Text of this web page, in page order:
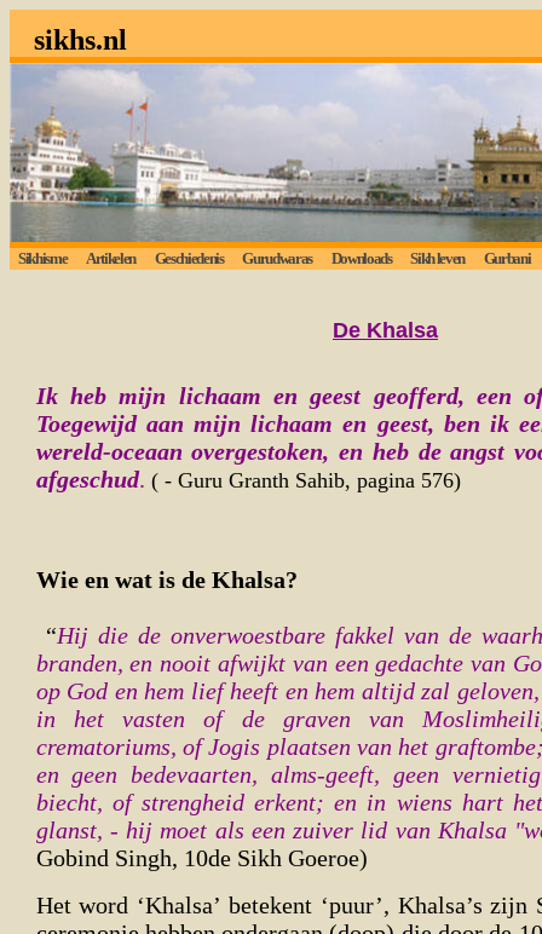
sikhs.nl
Sikhisme Artikelen Geschiedenis Gurudwaras Downloads Sikh leven Gurbani
De Khalsa
Ik heb mijn lichaam en geest geofferd, een
Toegewijd aan mijn lichaam en geest, ben ik
wereld-oceaan overgestoken, en heb de angst
afgeschud. ( - Guru Granth Sahib, pagina 576)
Wie en wat is de Khalsa?
“Hij die de onverwoestbare fakkel van de
branden, en nooit afwijkt van een gedachte van
op God en hem lief heeft en hem altijd zal
in het vasten of de graven van
crematoriums, of Jogis plaatsen van het
en geen bedevaarten, alms-geeft, geen
biecht, of strengheid erkent; en in wiens hart
glanst, - hij moet als een zuiver lid van Khalsa
Gobind Singh, 10de Sikh Goeroe)
Het word ‘Khalsa’ betekent ‘puur’, Khalsa’s